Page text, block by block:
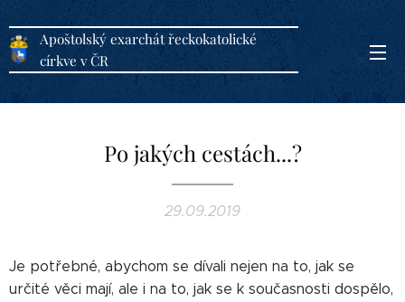
Apoštolský exarchát řeckokatolické
církve v ČR
Po jakých cestách...?
29.09.2019
Je potřebné, abychom se dívali nejen na to, jak se
určité věci mají, ale i na to, jak se k současnosti dospělo,